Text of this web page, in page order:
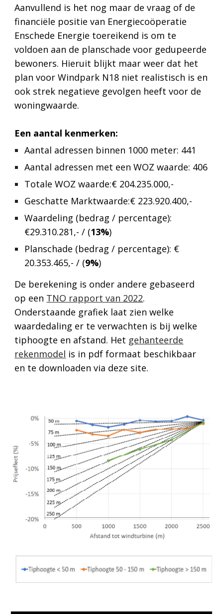
Aanvullend is het nog maar de vraag of de
financiële positie van Energiecoöperatie
Enschede Energie toereikend is om te
voldoen aan de planschade voor gedupeerde
bewoners​. Hieruit blijkt maar weer dat het
plan voor Windpark N18 niet realistisch is en
ook strek negatieve gevolgen heeft voor de
woningwaarde.
Een aantal kenmerken:
Aantal adressen binnen 1000 meter: 441
Aantal adressen met een WOZ waarde: 406
Totale WOZ waarde:€ 204.235.000,-
Geschatte Marktwaarde:€ 223.920.400,-
Waardeling (bedrag / percentage):
€29.310.281,- / (13%)
Planschade (bedrag / percentage): €
20.353.465,- / (9%)
De berekening is onder andere gebaseerd
op een TNO rapport van 2022.
Onderstaande grafiek laat zien welke
waardedaling er te verwachten is bij welke
tiphoogte en afstand. Het gehanteerde
rekenmodel is in pdf formaat beschikbaar
en te downloaden via deze site.